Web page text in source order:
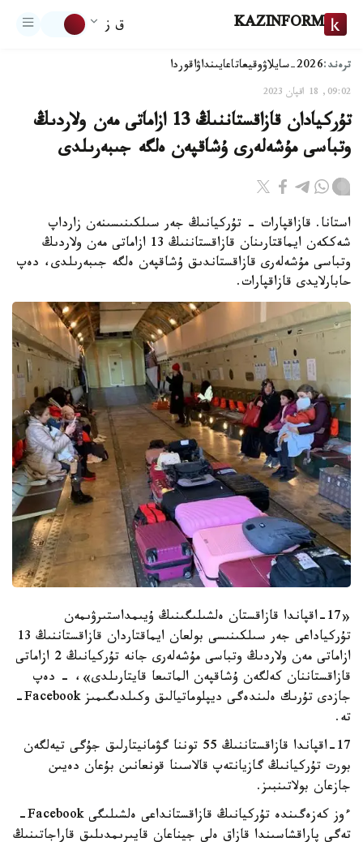
KAZINFORM ق ز
ترەند:2026-سايلاۋ وقيعاتاعايىنداۋاقوردا
09:02, 18 اقپان 2023
تۇركيادان قازاقستاننىڭ 13 ازاماتى مەن ولاردىڭ
وتباسى مۇشەلەرى ۇشاقپەن ەلگە جىبەرىلدى
استانا. قازاقپارات - تۇركيانىڭ جەر سىلكىنىسىنەن زارداپ
شەككەن ايماقتارىنان قازاقستاننىڭ 13 ازاماتى مەن ولاردىڭ
وتباسى مۇشەلەرى قازاقستاندىق ۇشاقپەن ەلگە جىبەرىلدى، دەپ
حابارلايدى قازاقپارات.
«17-اقپاندا قازاقستان ەلشىلىگىنىڭ ۇيىمداستىرۋىمەن
تۇركياداعى جەر سىلكىنىسى بولعان ايماقتاردان قازاقستاننىڭ 13
ازاماتى مەن ولاردىڭ وتباسى مۇشەلەرى جانە تۇركيانىڭ 2 ازاماتى
قازاقستاننان كەلگەن ۇشاقپەن الماتىعا قايتارىلدى»، - دەپ
جازدى تۇرىك ەلىندەگى ديپلوماتيالىق وكىلدىگىمىز Facebook-
تە.
17-اقپاندا قازاقستاننىڭ 55 توننا گۋمانيتارلىق جۇگى تيەلگەن
بورت تۇركيانىڭ گازيانتەپ قالاسىنا قونعانىن بۇعان دەيىن
جازعان بولاتىنبىز.
ءوز كەزەگىندە تۇركيانىڭ قازاقستانداعى ەلشىلىگى Facebook-
تەگى پاراقشاسىندا قازاق ەلى جيناعان قايىرىمدىلىق قاراجاتىنىڭ